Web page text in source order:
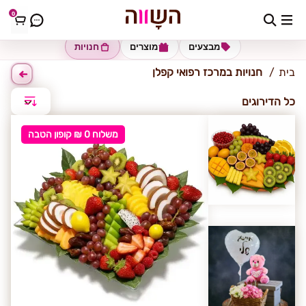
0 מרכז רפואי קפלן
חנויות מוצרים מבצעים
בית חנויות במרכז רפואי קפלן
כל הדירוגים
משלוח 0 ₪ קופון הטבה